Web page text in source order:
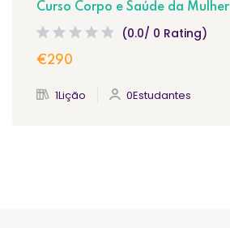
Curso Corpo e Saúde da Mulher
(0.0/ 0 Rating)
€290
1Lição 0Estudantes